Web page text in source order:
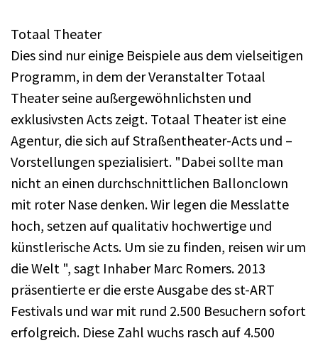
Totaal Theater
Dies sind nur einige Beispiele aus dem vielseitigen
Programm, in dem der Veranstalter Totaal
Theater seine außergewöhnlichsten und
exklusivsten Acts zeigt. Totaal Theater ist eine
Agentur, die sich auf Straßentheater-Acts und –
Vorstellungen spezialisiert. "Dabei sollte man
nicht an einen durchschnittlichen Ballonclown
mit roter Nase denken. Wir legen die Messlatte
hoch, setzen auf qualitativ hochwertige und
künstlerische Acts. Um sie zu finden, reisen wir um
die Welt ", sagt Inhaber Marc Romers. 2013
präsentierte er die erste Ausgabe des st-ART
Festivals und war mit rund 2.500 Besuchern sofort
erfolgreich. Diese Zahl wuchs rasch auf 4.500